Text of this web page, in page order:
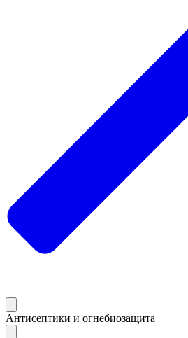
Антисептики и огнебиозащита